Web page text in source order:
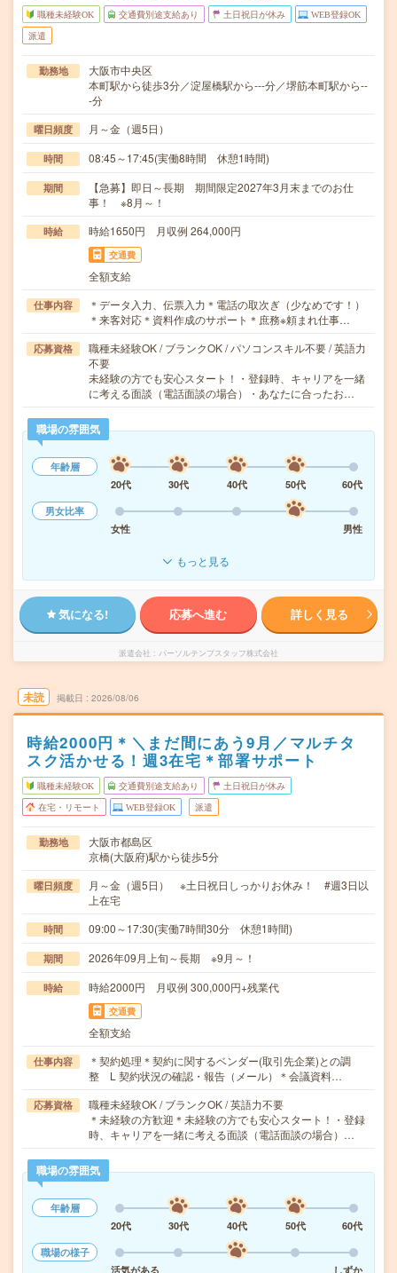
職種未経験OK 交通費別途支給あり 土日祝日が休み WEB登録OK
派遣
勤務地
大阪市中央区
本町駅から徒歩3分／淀屋橋駅から---分／堺筋本町駅から--
-分
曜日頻度 月～金（週5日）
時間 08:45～17:45(実働8時間 休憩1時間)
期間
【急募】即日～長期 期間限定2027年3月末までのお仕
事！ ※8月～！
時給 時給1650円 月収例 264,000円
交通費
全額支給
仕事内容
＊データ入力、伝票入力＊電話の取次ぎ（少なめです！）
＊来客対応＊資料作成のサポート＊庶務※頼まれ仕事…
応募資格
職種未経験OK / ブランクOK / パソコンスキル不要 / 英語力
不要
未経験の方でも安心スタート！・登録時、キャリアを一緒
に考える面談（電話面談の場合）・あなたに合ったお…
職場の雰囲気
年齢層
20代
30代 40代 50代
60代
男女比率
女性
男性
もっと見る
気になる! 応募へ進む 詳しく見る
派遣会社 パーソルテンプスタッフ株式会社
未読 掲載日 2026/08/06
時給2000円＊＼まだ間にあう9月／マルチタ
スク活かせる！週3在宅＊部署サポート
職種未経験OK 交通費別途支給あり 土日祝日が休み
在宅・リモート WEB登録OK 派遣
勤務地
大阪市都島区
京橋(大阪府)駅から徒歩5分
曜日頻度
月～金（週5日） ※土日祝日しっかりお休み！ #週3日以
上在宅
時間 09:00～17:30(実働7時間30分 休憩1時間)
期間 2026年09月上旬～長期 ※9月～！
時給 時給2000円 月収例 300,000円+残業代
交通費
全額支給
仕事内容
＊契約処理＊契約に関するベンダー(取引先企業)との調
整 L 契約状況の確認・報告（メール）＊会議資料…
応募資格
職種未経験OK / ブランクOK / 英語力不要
＊未経験の方歓迎＊未経験の方でも安心スタート！・登録
時、キャリアを一緒に考える面談（電話面談の場合）…
職場の雰囲気
年齢層
20代
30代 40代 50代
60代
職場の様子
活気がある
しずか